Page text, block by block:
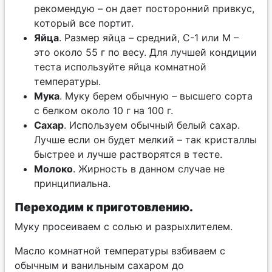
рекомендую – он дает посторонний привкус,
который все портит.
Яйца. Размер яйца – средний, С-1 или М –
это около 55 г по весу. Для лучшей кондиции
теста используйте яйца комнатной
температуры.
Мука. Муку берем обычную – высшего сорта
с белком около 10 г на 100 г.
Сахар. Используем обычный белый сахар.
Лучше если он будет мелкий – так кристаллы
быстрее и лучше растворятся в тесте.
Молоко. Жирность в данном случае не
принципиальна.
Переходим к приготовлению.
Муку просеиваем с солью и разрыхлителем.
Масло комнатной температуры взбиваем с
обычным и ванильным сахаром до